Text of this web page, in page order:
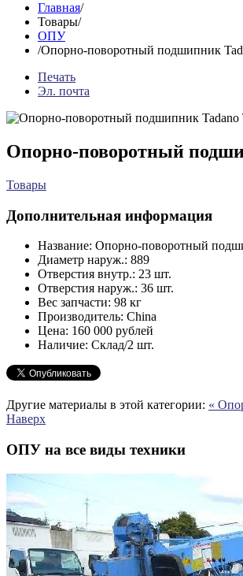
Главная/
Товары/
ОПУ
/Опорно-поворотный подшипник
Печать
Эл. почта
Опорно-поворотный
Товары
Дополнительная информация
Название: Опорно-поворотный
Диаметр наруж.: 889
Отверстия внутр.: 23 шт.
Отверстия наруж.: 36 шт.
Вес запчасти: 98 кг
Производитель: China
Цена: 160 000 рублей
Наличие: Склад/2 шт.
Другие материалы в этой категории: «
Наверх
ОПУ на все виды техники